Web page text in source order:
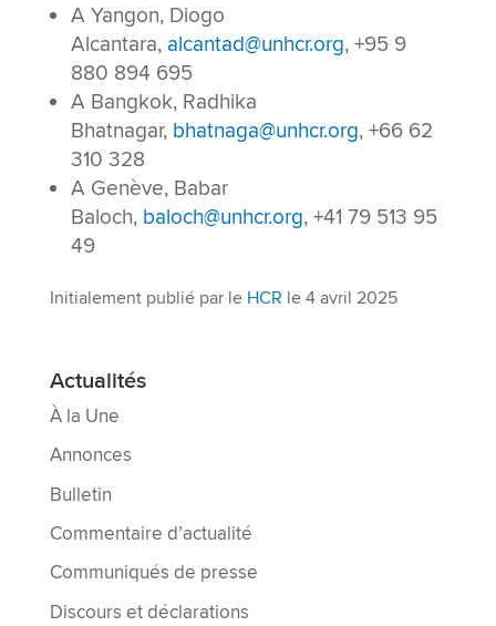
A Yangon, Diogo
Alcantara, alcantad@unhcr.org, +95 9
880 894 695
A Bangkok, Radhika
Bhatnagar, bhatnaga@unhcr.org, +66 62
310 328
A Genève, Babar
Baloch, baloch@unhcr.org, +41 79 513 95
49
Initialement publié par le HCR le 4 avril 2025
Actualités
À la Une
Annonces
Bulletin
Commentaire d’actualité
Communiqués de presse
Discours et déclarations